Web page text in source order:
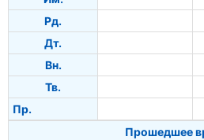
Рд.
Дт.
Вн.
Тв.
Пр.
Прошедшее